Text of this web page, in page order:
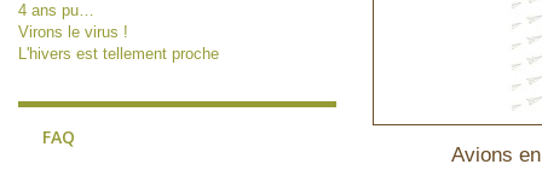
4 ans pu…
Virons le virus !
L'hivers est tellement proche
FAQ
Avions